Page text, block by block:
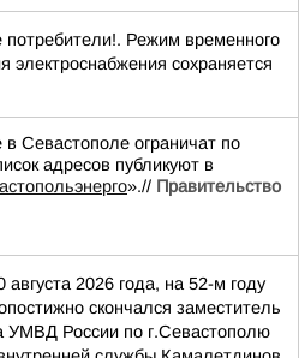
Режим временного
электроснабжения сохраняется
Севастополе ограничат по
адресов публикуют в
».// Правительство
августа 2026 года, на 52-м году
скончался заместитель
УМВД России по г.Севастополю